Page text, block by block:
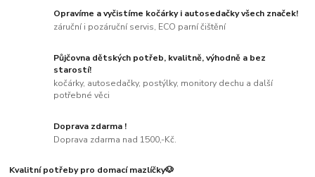
Opravíme a vyčistíme kočárky i autosedačky všech značek!
záruční i pozáruční servis, ECO parní čištění
Půjčovna dětských potřeb, kvalitně, výhodně a bez
starostí!
kočárky, autosedačky, postýlky, monitory dechu a další
potřebné věci
Doprava zdarma !
Doprava zdarma nad 1500,-Kč.
Kvalitní potřeby pro domací mazlíčky🐶